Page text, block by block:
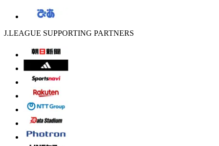
J.LEAGUE SUPPORTING PARTNERS